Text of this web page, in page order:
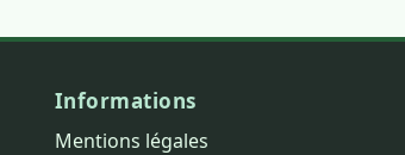
Informations
Mentions légales